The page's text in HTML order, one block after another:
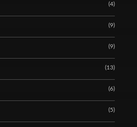
(4)
(9)
(9)
(13)
(6)
(5)